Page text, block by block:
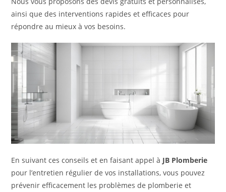
ainsi que des interventions rapides et efficaces pour
répondre au mieux à vos besoins.
En suivant ces conseils et en faisant appel à JB Plomberie
pour l’entretien régulier de vos installations, vous pouvez
prévenir efficacement les problèmes de plomberie et